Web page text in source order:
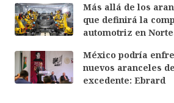
Más allá de los
que definirá la
automotriz en
México podría
nuevos aranceles
excedente: Ebrard